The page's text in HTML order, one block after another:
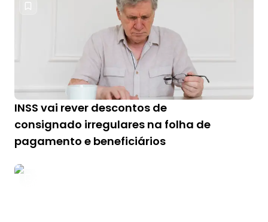
INSS vai rever descontos de
consignado irregulares na folha de
pagamento e beneficiários